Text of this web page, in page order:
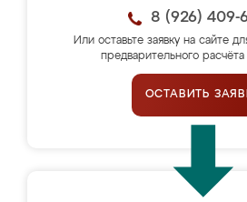
8 (926) 409-
Или оставьте заявку на сайте
предварительного
ОСТАВИТЬ